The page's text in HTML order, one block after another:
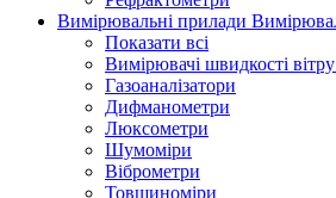
Вимірювальні прилади
Показати всі
Вимірювачі швидкості
Газоаналізатори
Дифманометри
Люксометри
Шумоміри
Віброметри
Товщиноміри